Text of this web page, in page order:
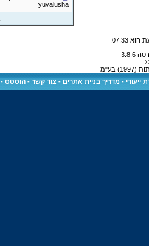
yuvalusha
07:33
בע"מ
ייעודי -מדריך בניית אתרים -צור קשר -הוסטס -